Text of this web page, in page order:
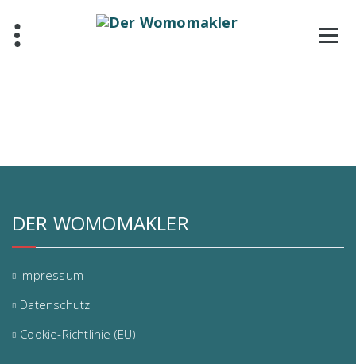
content
DER WOMOMAKLER
Impressum
Datenschutz
Cookie-Richtlinie (EU)